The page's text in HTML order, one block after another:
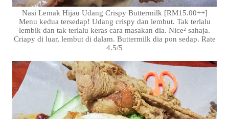
Nasi Lemak Hijau Udang Crispy Buttermilk [RM15.00++]
Menu kedua tersedap! Udang crispy dan lembut. Tak terlalu
lembik dan tak terlalu keras cara masakan dia. Nice² sahaja.
Criapy di luar, lembut di dalam. Buttermilk dia pon sedap. Rate
4.5/5